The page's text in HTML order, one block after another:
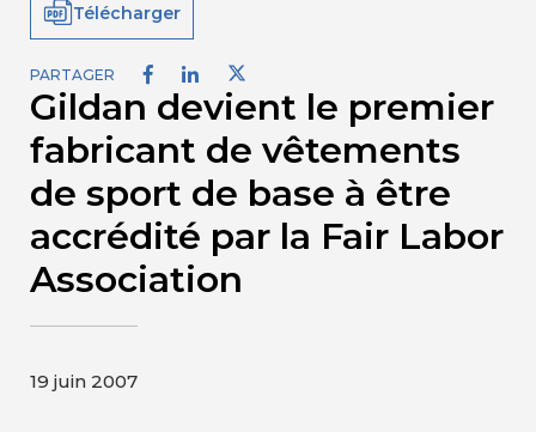
Médias
Carrières
Contact
Page d’accueil de Gildan et
HanesBrands
Télécharger
PARTAGER
Gildan devient le premier
fabricant de vêtements
de sport de base à être
accrédité par la Fair Labor
Association
19 juin 2007